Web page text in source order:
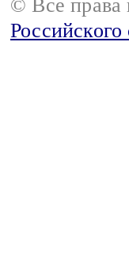
© Все права